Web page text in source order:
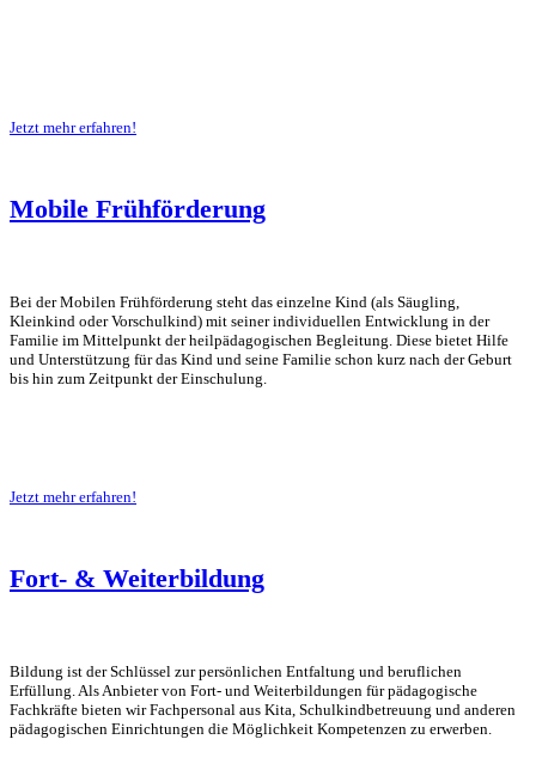
Jetzt mehr erfahren!
Mobile Frühförderung
Bei der Mobilen Frühförderung steht das einzelne Kind (als Säugling,
Kleinkind oder Vorschulkind) mit seiner individuellen Entwicklung in der
Familie im Mittelpunkt der heilpädagogischen Begleitung. Diese bietet Hilfe
und Unterstützung für das Kind und seine Familie schon kurz nach der Geburt
bis hin zum Zeitpunkt der Einschulung.
Jetzt mehr erfahren!
Fort- & Weiterbildung
Bildung ist der Schlüssel zur persönlichen Entfaltung und beruflichen
Erfüllung. Als Anbieter von Fort- und Weiterbildungen für pädagogische
Fachkräfte bieten wir Fachpersonal aus Kita, Schulkindbetreuung und anderen
pädagogischen Einrichtungen die Möglichkeit Kompetenzen zu erwerben.